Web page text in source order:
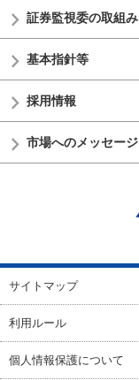
証券監視委の取組み
基本指針等
採用情報
市場へのメッセージ
サイトマップ
利用ルール
個人情報保護について